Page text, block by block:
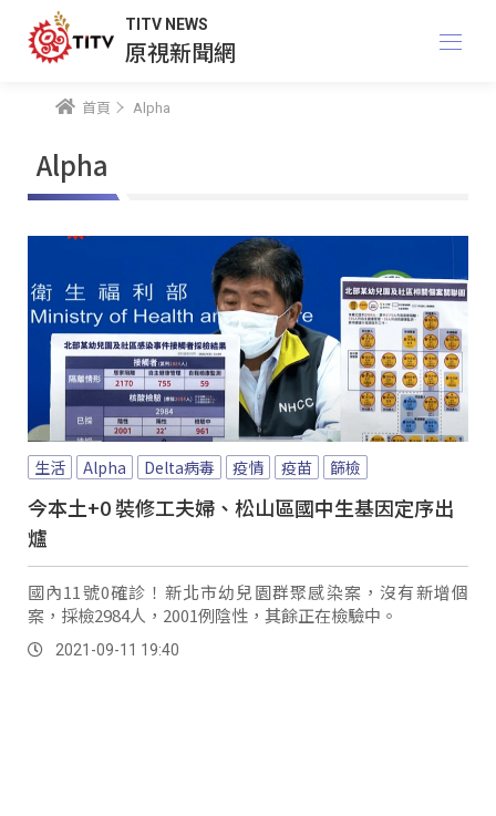
TITV NEWS
原視新聞網
首頁 Alpha
Alpha
生活 Alpha Delta病毒 疫情 疫苗 篩檢
今本土+0 裝修工夫婦、松山區國中生基因定序出
爐
國內11號0確診！新北市幼兒園群聚感染案，沒有新增個
案，採檢2984人，2001例陰性，其餘正在檢驗中。
2021-09-11 19:40